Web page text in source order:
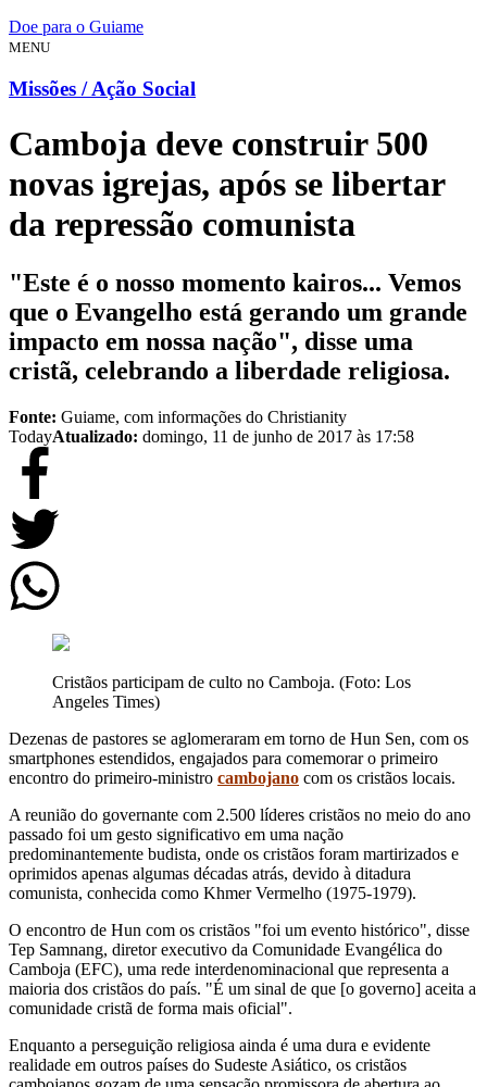
Doe para o Guiame
MENU
Missões / Ação Social
Camboja deve construir 500
novas igrejas, após se libertar
da repressão comunista
"Este é o nosso momento kairos... Vemos
que o Evangelho está gerando um grande
impacto em nossa nação", disse uma
cristã, celebrando a liberdade religiosa.
Fonte: Guiame, com informações do Christianity
TodayAtualizado: domingo, 11 de junho de 2017 às 17:58
Cristãos participam de culto no Camboja. (Foto: Los
Angeles Times)
Dezenas de pastores se aglomeraram em torno de Hun Sen, com os
smartphones estendidos, engajados para comemorar o primeiro
encontro do primeiro-ministro cambojano com os cristãos locais.
A reunião do governante com 2.500 líderes cristãos no meio do ano
passado foi um gesto significativo em uma nação
predominantemente budista, onde os cristãos foram martirizados e
oprimidos apenas algumas décadas atrás, devido à ditadura
comunista, conhecida como Khmer Vermelho (1975-1979).
O encontro de Hun com os cristãos "foi um evento histórico", disse
Tep Samnang, diretor executivo da Comunidade Evangélica do
Camboja (EFC), uma rede interdenominacional que representa a
maioria dos cristãos do país. "É um sinal de que [o governo] aceita a
comunidade cristã de forma mais oficial".
Enquanto a perseguição religiosa ainda é uma dura e evidente
realidade em outros países do Sudeste Asiático, os cristãos